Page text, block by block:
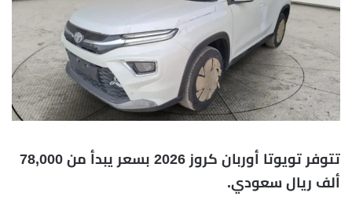
تتوفر تويوتا أوربان كروز 2026 بسعر يبدأ من 78,000
ألف ريال سعودي.